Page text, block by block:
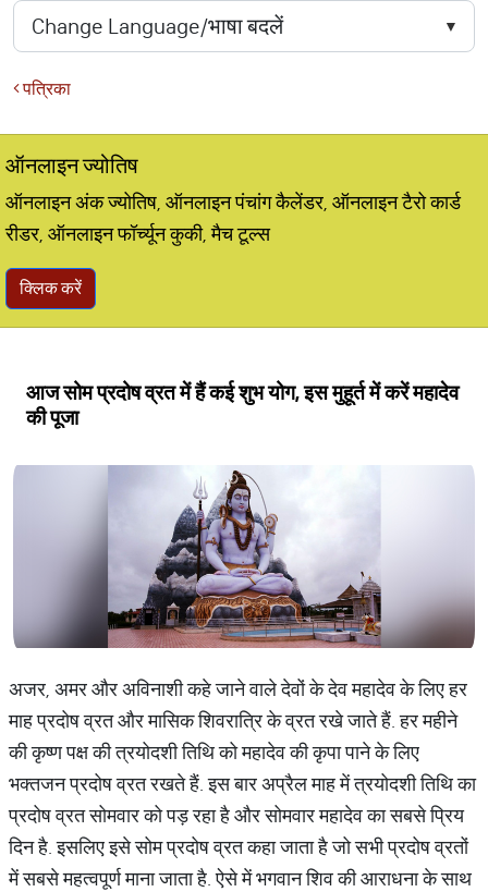
पत्रिका
ऑनलाइन ज्योतिष
ऑनलाइन अंक ज्योतिष, ऑनलाइन पंचांग कैलेंडर, ऑनलाइन टैरो कार्ड
रीडर, ऑनलाइन फॉर्च्यून कुकी, मैच टूल्स
क्लिक करें
आज सोम प्रदोष व्रत में हैं कई शुभ योग, इस मुहूर्त में करें महादेव
की पूजा
अजर, अमर और अविनाशी कहे जाने वाले देवों के देव महादेव के लिए हर
माह प्रदोष व्रत और मासिक शिवरात्रि के व्रत रखे जाते हैं. हर महीने
की कृष्ण पक्ष की त्रयोदशी तिथि को महादेव की कृपा पाने के लिए
भक्तजन प्रदोष व्रत रखते हैं. इस बार अप्रैल माह में त्रयोदशी तिथि का
प्रदोष व्रत सोमवार को पड़ रहा है और सोमवार महादेव का सबसे प्रिय
दिन है. इसलिए इसे सोम प्रदोष व्रत कहा जाता है जो सभी प्रदोष व्रतों
में सबसे महत्वपूर्ण माना जाता है. ऐसे में भगवान शिव की आराधना के साथ